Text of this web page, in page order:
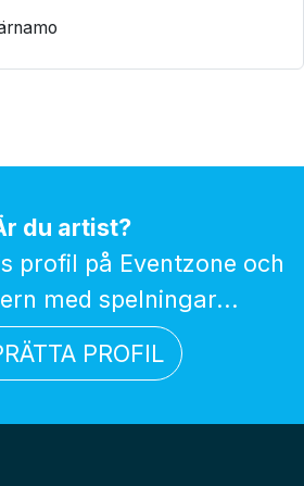
du artist?
profil på Eventzone och
med spelningar...
PROFIL